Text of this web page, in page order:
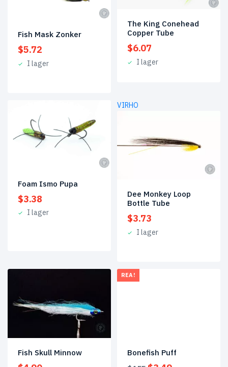
Fish Mask Zonker
$5.72
I lager
The King Conehead
Copper Tube
$6.07
I lager
Foam Ismo Pupa
$3.38
I lager
VIRHO
Dee Monkey Loop
Bottle Tube
$3.73
I lager
Fish Skull Minnow
REA!
Bonefish Puff